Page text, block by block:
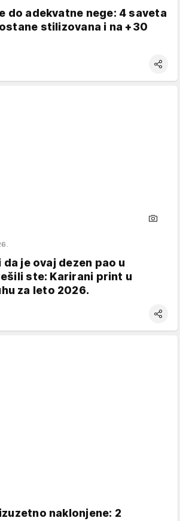
do adekvatne nege: 4 saveta
stilizovana i na +30
je ovaj dezen pao u
ste: Karirani print u
za leto 2026.
naklonjene: 2